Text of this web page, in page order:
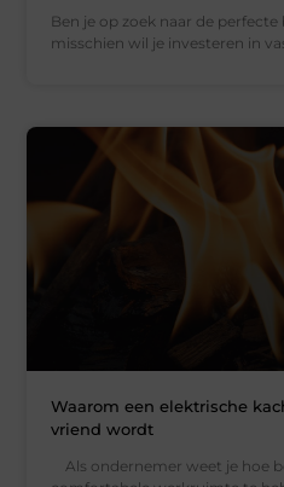
Ben je op zoek naar de
misschien wil je investeren in
Waarom een elektrische
vriend wordt
Als ondernemer weet je hoe